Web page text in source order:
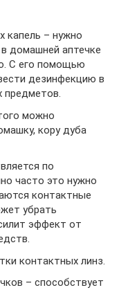
капель – нужно
домашней аптечке
С его помощью
дезинфекцию в
предметов.
можно
кору дуба
по
часто это нужно
контактные
убрать
эффект от
контактных линз.
– способствует